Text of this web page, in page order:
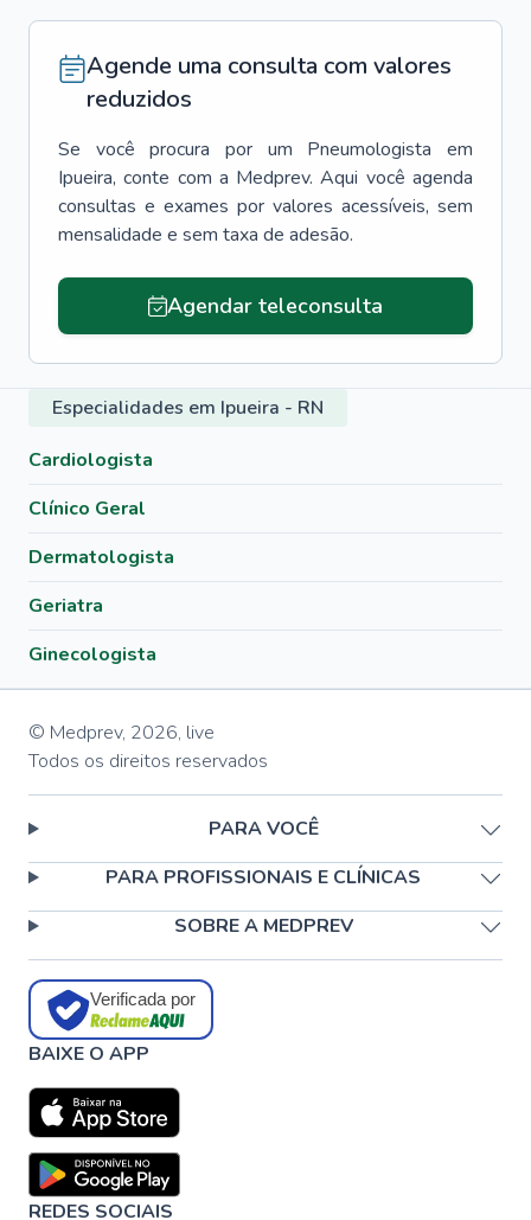
Agende uma consulta com valores
reduzidos
Se você procura por um Pneumologista
em
Ipueira, conte com a Medprev. Aqui você agenda
consultas e exames por valores acessíveis, sem
mensalidade e sem taxa de adesão.
Agendar teleconsulta
Especialidades em Ipueira - RN
Cardiologista
Clínico Geral
Dermatologista
Geriatra
Ginecologista
© Medprev, 2026, live
Todos os direitos reservados
PARA VOCÊ
PARA PROFISSIONAIS E CLÍNICAS
SOBRE A MEDPREV
Verificada por
BAIXE O APP
REDES SOCIAIS